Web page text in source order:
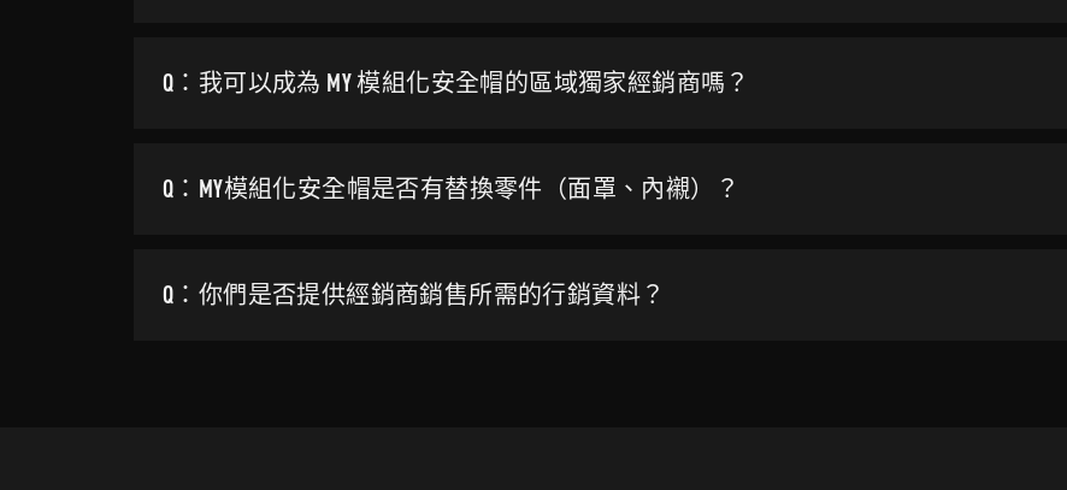
Q：我可以成為 MY 模組化安全帽的區域獨家經銷商嗎？
Q：MY模組化安全帽是否有替換零件（面罩、內襯）？
Q：你們是否提供經銷商銷售所需的行銷資料？